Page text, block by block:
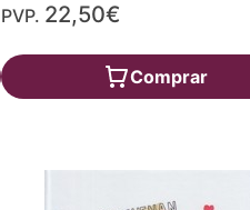
PVP. 22,50€
Comprar